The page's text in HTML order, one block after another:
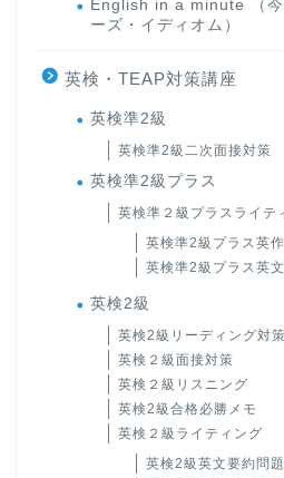
English in a minute （今
ーズ・イディオム）
英検・TEAP対策講座
英検準2級
英検準2級二次面接対策
英検準2級プラス
英検準２級プラスライテ
英検準2級プラス英
英検準2級プラス英
英検2級
英検2級リーディング対
英検２級面接対策
英検２級リスニング
英検2級合格必勝メモ
英検２級ライティング
英検2級英文要約問題